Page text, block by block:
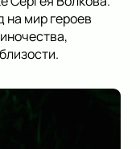
на мир героев